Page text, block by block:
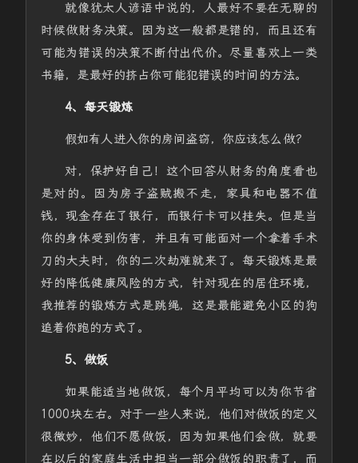
就像犹太人谚语中说的，人最好不要在无聊的
时候做财务决策。因为这一般都是错的，而且还有
可能为错误的决策不断付出代价。尽量喜欢上一类
书籍，是最好的挤占你可能犯错误的时间的方法。
4、每天锻炼
假如有人进入你的房间盗窃，你应该怎么做？
对，保护好自己！这个回答从财务的角度看也
是对的。因为房子盗贼搬不走，家具和电器不值
钱，现金存在了银行，而银行卡可以挂失。但是当
你的身体受到伤害，并且有可能面对一个拿着手术
刀的大夫时，你的二次劫难就来了。每天锻炼是最
好的降低健康风险的方式，针对现在的居住环境，
我推荐的锻炼方式是跳绳，这是最能避免小区的狗
追着你跑的方式了。
5、做饭
如果能适当地做饭，每个月平均可以为你节省
1000块左右。对于一些人来说，他们对做饭的定义
很微妙，他们不愿做饭，因为如果他们会做，就要
在以后的家庭生活中担当一部分做饭的职责了，而